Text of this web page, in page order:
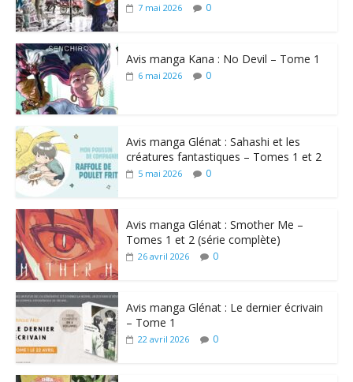
7 mai 2026 0
Avis manga Kana : No Devil – Tome 1
6 mai 2026 0
Avis manga Glénat : Sahashi et les
créatures fantastiques – Tomes 1 et 2
5 mai 2026 0
Avis manga Glénat : Smother Me –
Tomes 1 et 2 (série complète)
26 avril 2026 0
Avis manga Glénat : Le dernier écrivain
– Tome 1
22 avril 2026 0